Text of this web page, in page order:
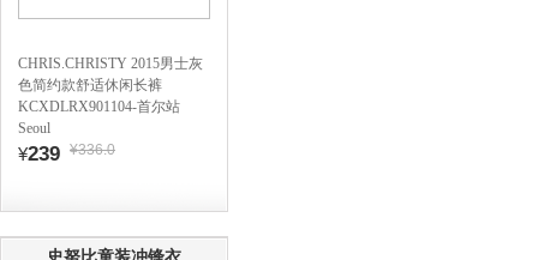
CHRIS.CHRISTY 2015男士灰
色简约款舒适休闲长裤
KCXDLRX901104-首尔站
Seoul
¥239 ¥336.0